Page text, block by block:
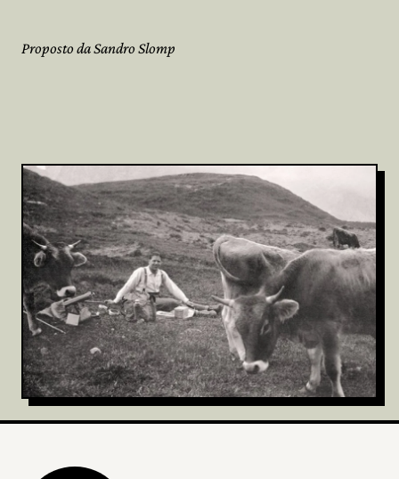
Proposto da Sandro Slomp